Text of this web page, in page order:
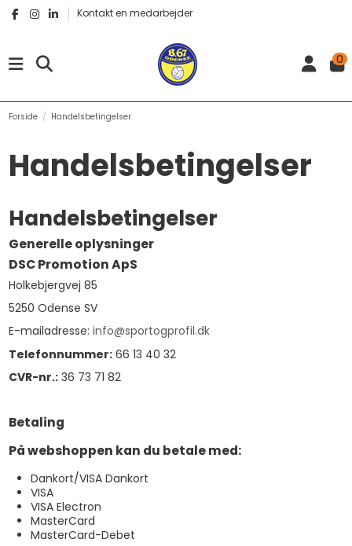
Kontakt en medarbejder
0
Forside Handelsbetingelser
Handelsbetingelser
Handelsbetingelser
Generelle oplysninger
DSC Promotion ApS
Holkebjergvej 85
5250 Odense SV
E-mailadresse: info@sportogprofil.dk
Telefonnummer:66 13 40 32
CVR-nr.:36 73 71 82
Betaling
På webshoppen kan du betale med:
Dankort/VISA Dankort
VISA
VISA Electron
MasterCard
MasterCard-Debet